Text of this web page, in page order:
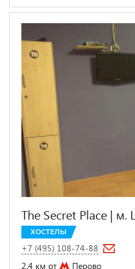
The Secret Place | м.
ХОСТЕЛЫ
+7 (495) 108-74-88
2.4 км от
Перово